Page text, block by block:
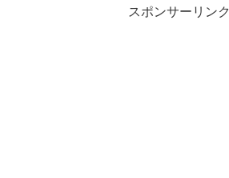
スポンサーリンク